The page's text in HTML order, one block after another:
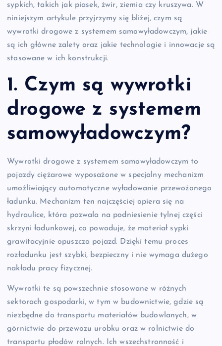
sypkich, takich jak piasek, żwir, ziemia czy kruszywa. W
niniejszym artykule przyjrzymy się bliżej, czym są
wywrotki drogowe z systemem samowyładowczym, jakie
są ich główne zalety oraz jakie technologie i innowacje są
stosowane w ich konstrukcji.
1. Czym są wywrotki
drogowe z systemem
samowyładowczym?
Wywrotki drogowe z systemem samowyładowczym to
pojazdy ciężarowe wyposażone w specjalny mechanizm
umożliwiający automatyczne wyładowanie przewożonego
ładunku. Mechanizm ten najczęściej opiera się na
hydraulice, która pozwala na podniesienie tylnej części
skrzyni ładunkowej, co powoduje, że materiał sypki
grawitacyjnie opuszcza pojazd. Dzięki temu proces
rozładunku jest szybki, bezpieczny i nie wymaga dużego
nakładu pracy fizycznej.
Wywrotki te są powszechnie stosowane w różnych
sektorach gospodarki, w tym w budownictwie, gdzie są
niezbędne do transportu materiałów budowlanych, w
górnictwie do przewozu urobku oraz w rolnictwie do
transportu płodów rolnych. Ich wszechstronność i